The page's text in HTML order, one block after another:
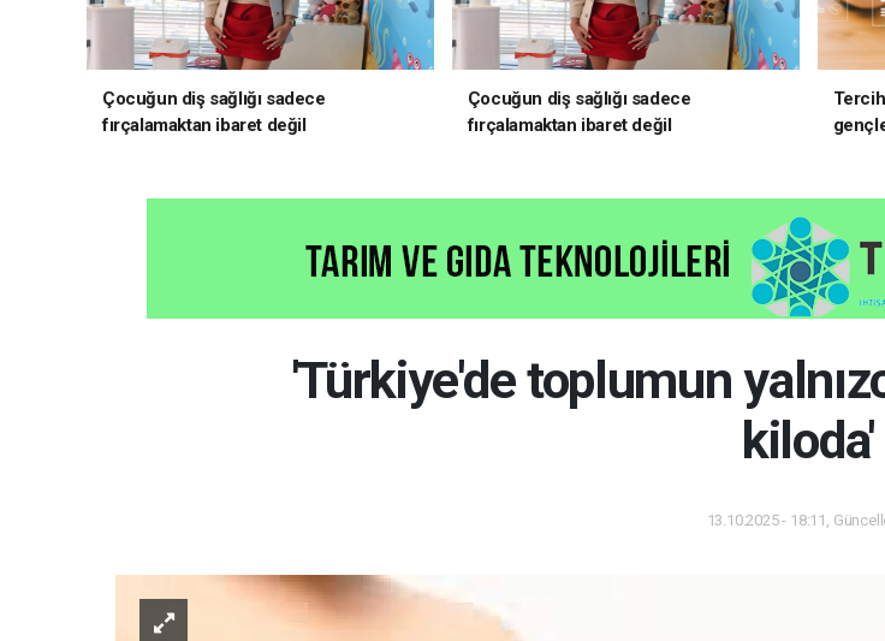
Çocuğun diş sağlığı sadece
fırçalamaktan ibaret değil
Çocuğun diş sağlığı sadece
fırçalamaktan ibaret değil
'Türkiye'de toplumun
kiloda'
13.10.2025 - 18:11,